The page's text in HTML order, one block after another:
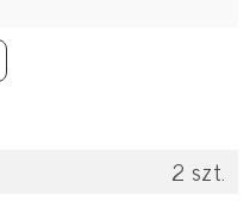
2 szt.